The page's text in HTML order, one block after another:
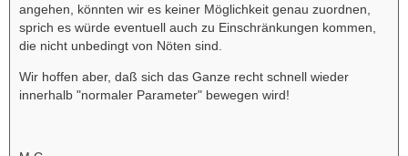
angehen, könnten wir es keiner Möglichkeit genau zuordnen,
sprich es würde eventuell auch zu Einschränkungen kommen,
die nicht unbedingt von Nöten sind.
Wir hoffen aber, daß sich das Ganze recht schnell wieder
innerhalb "normaler Parameter" bewegen wird!